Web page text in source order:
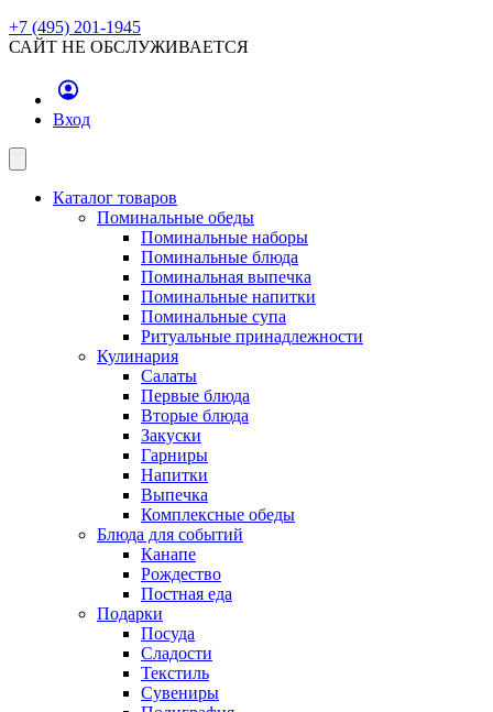
+7 (495) 201-1945
САЙТ НЕ ОБСЛУЖИВАЕТСЯ
Вход
Каталог товаров
Поминальные обеды
Поминальные наборы
Поминальные блюда
Поминальная выпечка
Поминальные напитки
Поминальные супа
Ритуальные принадлежности
Кулинария
Салаты
Первые блюда
Вторые блюда
Закуски
Гарниры
Напитки
Выпечка
Комплексные обеды
Блюда для событий
Канапе
Рождество
Постная еда
Подарки
Посуда
Сладости
Текстиль
Сувениры